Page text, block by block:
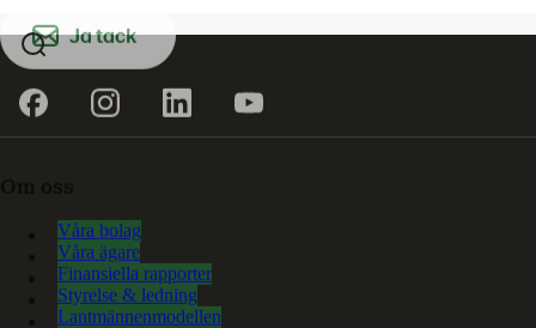
Ja tack
Våra bolag
Våra ägare
Finansiella rapporter
Styrelse & ledning
Lantmännenmodellen